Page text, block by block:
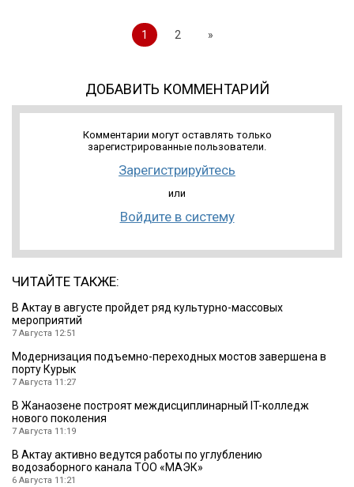
1 2 »
ДОБАВИТЬ КОММЕНТАРИЙ
Комментарии могут оставлять только
зарегистрированные пользователи.
Зарегистрируйтесь
или
Войдите в систему
ЧИТАЙТЕ ТАКЖЕ:
В Актау в августе пройдет ряд культурно-массовых
мероприятий
7 Августа 12:51
Модернизация подъемно-переходных мостов завершена в
порту Курык
7 Августа 11:27
В Жанаозене построят междисциплинарный IT-колледж
нового поколения
7 Августа 11:19
В Актау активно ведутся работы по углублению
водозаборного канала ТОО «МАЭК»
6 Августа 11:21